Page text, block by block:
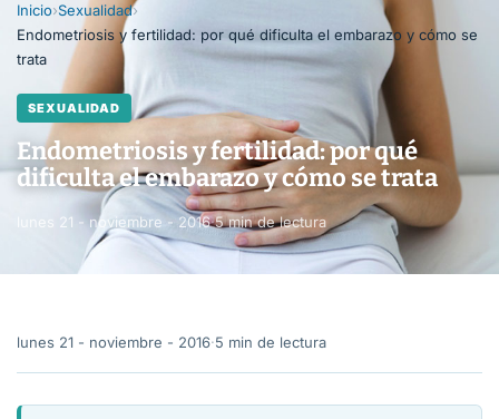
Inicio›Sexualidad›
Endometriosis y fertilidad: por qué dificulta el embarazo y cómo se
trata
SEXUALIDAD
Endometriosis y fertilidad: por qué
dificulta el embarazo y cómo se trata
lunes 21 - noviembre - 2016·5 min de lectura
lunes 21 - noviembre - 2016·5 min de lectura